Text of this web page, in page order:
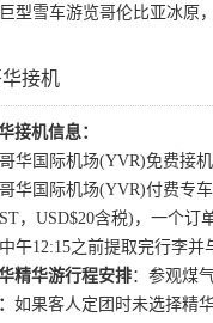
型雪车游览哥伦比亚冰原
接机
接机信息：
华国际机场(YVR)免费接
华国际机场(YVR)付费专
，USD$20含税)，一个订
午12:15之前提取完行李
精华游行程安排：参观煤
如果客人定团时未选择精